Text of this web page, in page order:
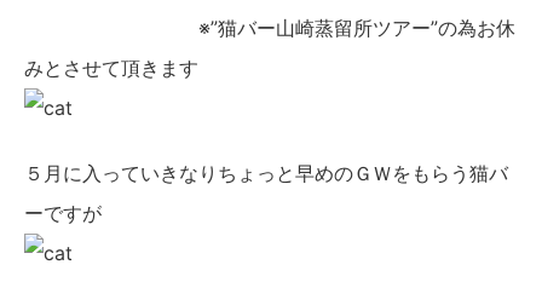
※”猫バー山崎蒸留所ツアー”の為お休
みとさせて頂きます
５月に入っていきなりちょっと早めのＧＷをもらう猫バ
ーですが